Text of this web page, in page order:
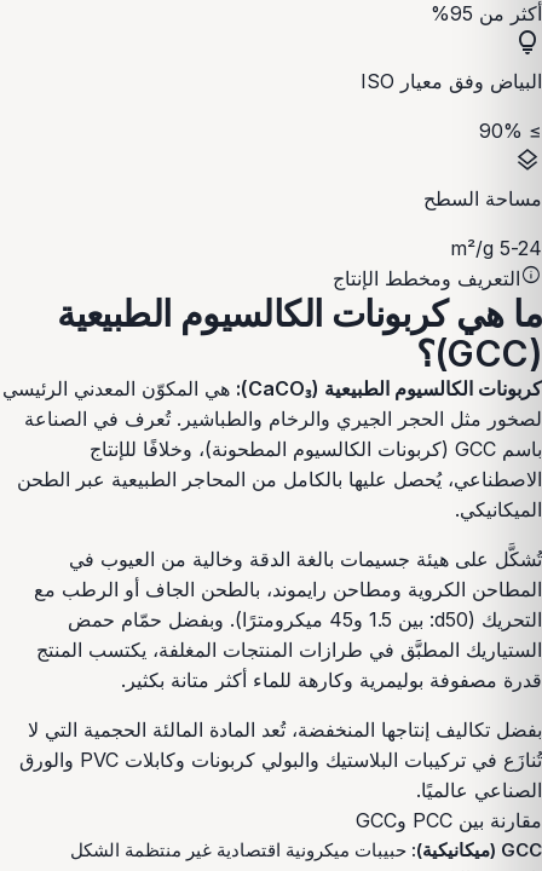
أكثر من 95%
lightbulb
البياض وفق معيار ISO
≥ 90%
layers
مساحة السطح
5-24 m²/g
infoالتعريف ومخطط الإنتاج
ما هي كربونات الكالسيوم الطبيعية
(GCC)؟
كربونات الكالسيوم الطبيعية (CaCO₃):
هي المكوّن المعدني الرئيسي
لصخور مثل الحجر الجيري والرخام والطباشير. تُعرف في الصناعة
باسم GCC (كربونات الكالسيوم المطحونة)، وخلافًا للإنتاج
الاصطناعي، يُحصل عليها بالكامل من المحاجر الطبيعية عبر الطحن
الميكانيكي.
تُشكَّل على هيئة جسيمات بالغة الدقة وخالية من العيوب في
المطاحن الكروية ومطاحن رايموند، بالطحن الجاف أو الرطب مع
التحريك (d50: بين 1.5 و45 ميكرومترًا). وبفضل حمّام حمض
الستياريك المطبَّق في طرازات المنتجات المغلفة، يكتسب المنتج
قدرة مصفوفة بوليمرية وكارهة للماء أكثر متانة بكثير.
بفضل تكاليف إنتاجها المنخفضة، تُعد المادة المالئة الحجمية التي لا
تُنازَع في تركيبات البلاستيك والبولي كربونات وكابلات PVC والورق
الصناعي عالميًا.
مقارنة بين PCC وGCC
GCC (ميكانيكية):
حبيبات ميكرونية اقتصادية غير منتظمة الشكل